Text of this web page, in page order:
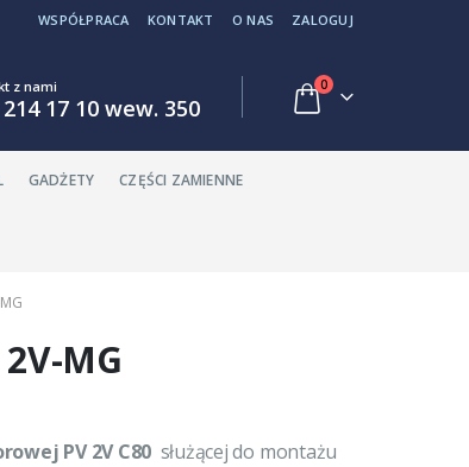
WSPÓŁPRACA KONTAKT O NAS ZALOGUJ
z nami
17 10 wew. 350
0
GADŻETY CZĘŚCI ZAMIENNE
MG
PV 2V C80 służącej do montażu